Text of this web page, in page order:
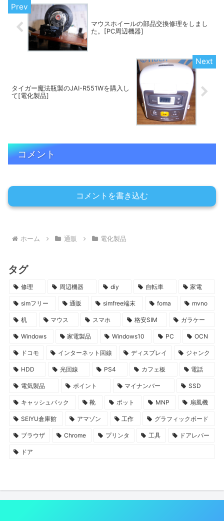
マウスホイールの部品交換修理をしまし
た。[PC周辺機器]
タイガー魔法瓶製のJAI-R551Wを購入し
て[電化製品]
コメント
コメントを書き込む
ホーム 通販 電化製品
タグ
修理 周辺機器 diy 自転車 家電
simフリー 通販 simfree端末 foma mvno
机 マウス スマホ 格安SIM ガラケー
Windows 家電製品 Windows10 PC OCN
ドコモ インターネット回線 ディスプレイ ジャンク
HDD 光回線 PS4 カフェ板 電話
電気製品 ポイント マイナンバー SSD
キャッシュバック 靴 ポット MNP 扇風機
SEIYU倉庫館 アマゾン 工作 グラフィックボード
ブラウザ Chrome プリンタ 工具 ドアレバー
ドア